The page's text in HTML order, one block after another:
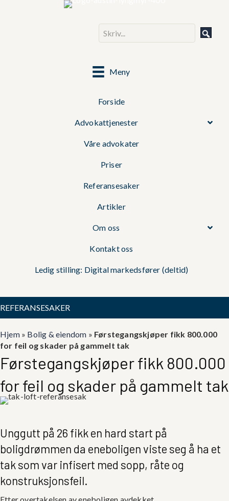
Meny
Forside
Advokattjenester
Våre advokater
Priser
Referansesaker
Artikler
Om oss
Kontakt oss
Ledig stilling: Digital markedsfører (deltid)
REFERANSESAKER
Hjem» Bolig & eiendom » Førstegangskjøper fikk 800.000
for feil og skader på gammelt tak
Førstegangskjøper fikk 800.000
for feil og skader på gammelt tak
Unggutt på 26 fikk en hard start på
boligdrømmen da eneboligen viste seg å ha et
tak som var infisert med sopp, råte og
konstruksjonsfeil.